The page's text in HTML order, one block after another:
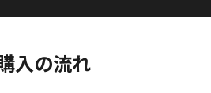
入の流れ